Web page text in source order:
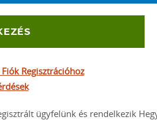
Regisztrációhoz
ügyfelünk és rendelkezik